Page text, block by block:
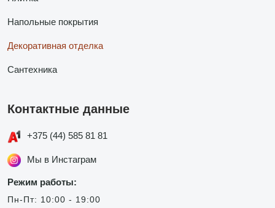
Напольные покрытия
Декоративная отделка
Сантехника
Контактные данные
+375 (44) 585 81 81
Мы в Инстаграм
Режим работы:
Пн-Пт: 10:00 - 19:00